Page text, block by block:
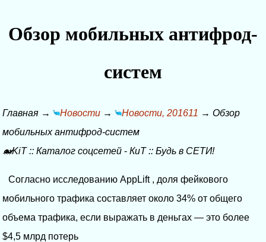
Обзор мобильных антифрод-
систем
Главная → Новости → Новости, 201611 → Обзор
мобильных антифрод-систем
🐋KiT:: Каталог соцсетей - КиТ:: Будь в СЕТИ!
Согласно исследованию AppLift , доля фейкового
мобильного трафика составляет около 34% от общего
объема трафика, если выражать в деньгах — это более
$4,5 млрд потерь